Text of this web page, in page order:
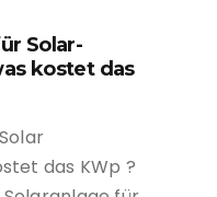
Solar-
kostet das
das KWp ?